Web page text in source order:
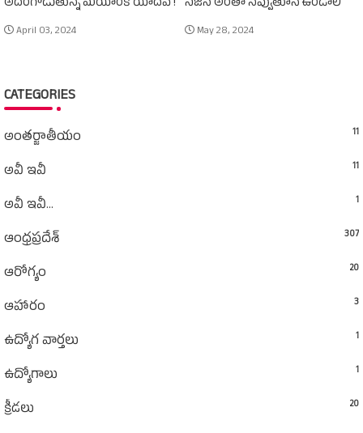
అదరగొడుతున్న మయాంక్‌ యాదవ్‌ !
April 03, 2024
సీజన్‌ అంతా నవ్వుతూనే ఉండాలి
May 28, 2024
CATEGORIES
అంతర్జాతీయం 11
అవీ ఇవీ 11
అవీ ఇవీ... 1
ఆంధ్రప్రదేశ్‌ 307
ఆరోగ్యం 20
ఆహారం 3
ఉద్యోగ వార్తలు 1
ఉద్యోగాలు 1
క్రీడలు 20